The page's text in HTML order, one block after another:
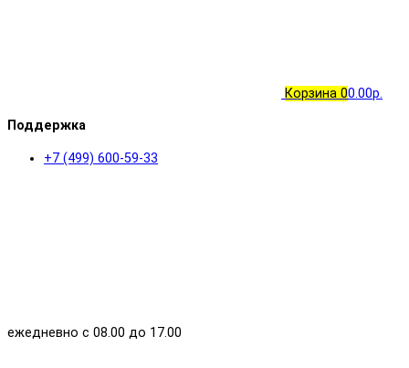
Корзина 00.00р.
Поддержка
+7 (499) 600-59-33
ежедневно с 08.00 до 17.00